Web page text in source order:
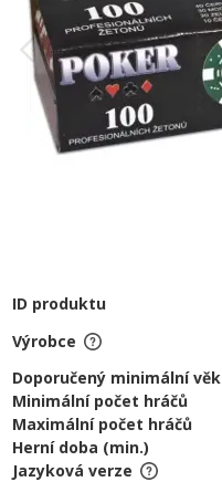
ID produktu
Výrobce
Doporučený minimální věk
Minimální počet hráčů
Maximální počet hráčů
Herní doba (min.)
Jazyková verze